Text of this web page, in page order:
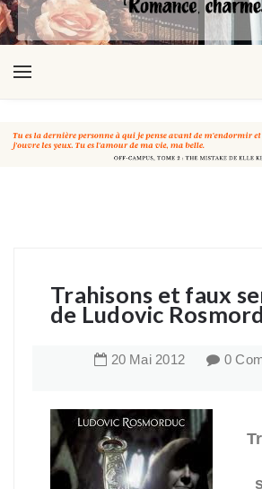
Trahisons et faux
de Ludovic
20 Mai 2012 0